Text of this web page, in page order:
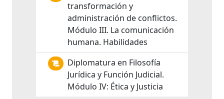
transformación y
administración de conflictos.
Módulo III. La comunicación
humana. Habilidades
Diplomatura en Filosofía
Jurídica y Función Judicial.
Módulo IV: Ética y Justicia